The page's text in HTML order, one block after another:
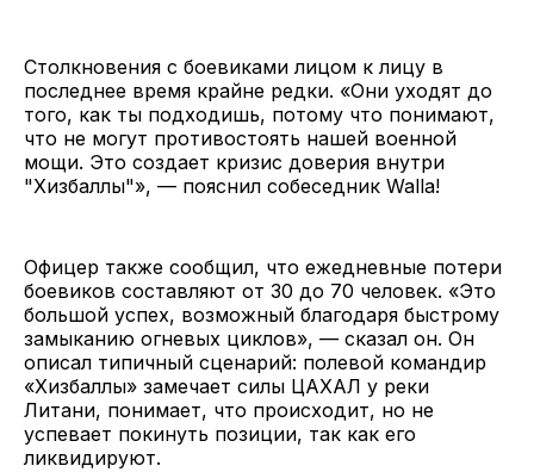
Столкновения с боевиками лицом к лицу в
последнее время крайне редки. «Они уходят до
того, как ты подходишь, потому что понимают,
что не могут противостоять нашей военной
мощи. Это создает кризис доверия внутри
"Хизбаллы"», — пояснил собеседник Walla!
Офицер также сообщил, что ежедневные потери
боевиков составляют от 30 до 70 человек. «Это
большой успех, возможный благодаря быстрому
замыканию огневых циклов», — сказал он. Он
описал типичный сценарий: полевой командир
«Хизбаллы» замечает силы ЦАХАЛ у реки
Литани, понимает, что происходит, но не
успевает покинуть позиции, так как его
ликвидируют.